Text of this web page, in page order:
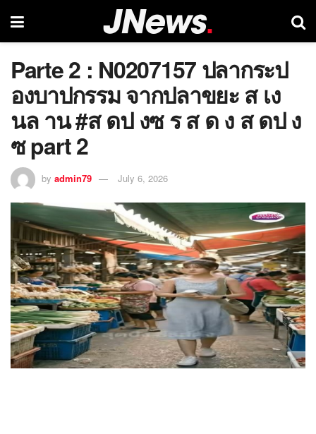
Parte 2 : N0207157 ปลากระป
องบาปกรรม จากปลาขยะ ส เง
นล าน #ส ดป งซ ร ส ด ง ส ดป ง
ซ part 2
by admin79 July 6, 2026